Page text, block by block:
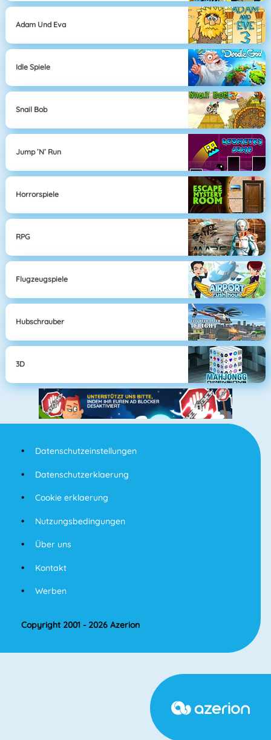
Adam Und Eva
Idle Spiele
Snail Bob
Jump ’n’ Run
Horrorspiele
RPG
Flugzeugspiele
Hubschrauber
3D
Datenschutzeinstellungen
Datenschutzerklaerung
Cookie erklaerung
Nutzungsbedingungen
Über uns
Kontakt
Werben
Copyright 2001 - 2026 Azerion